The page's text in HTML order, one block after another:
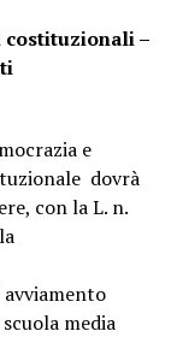
costituzionali –
e
dovrà
con la L. n.
media